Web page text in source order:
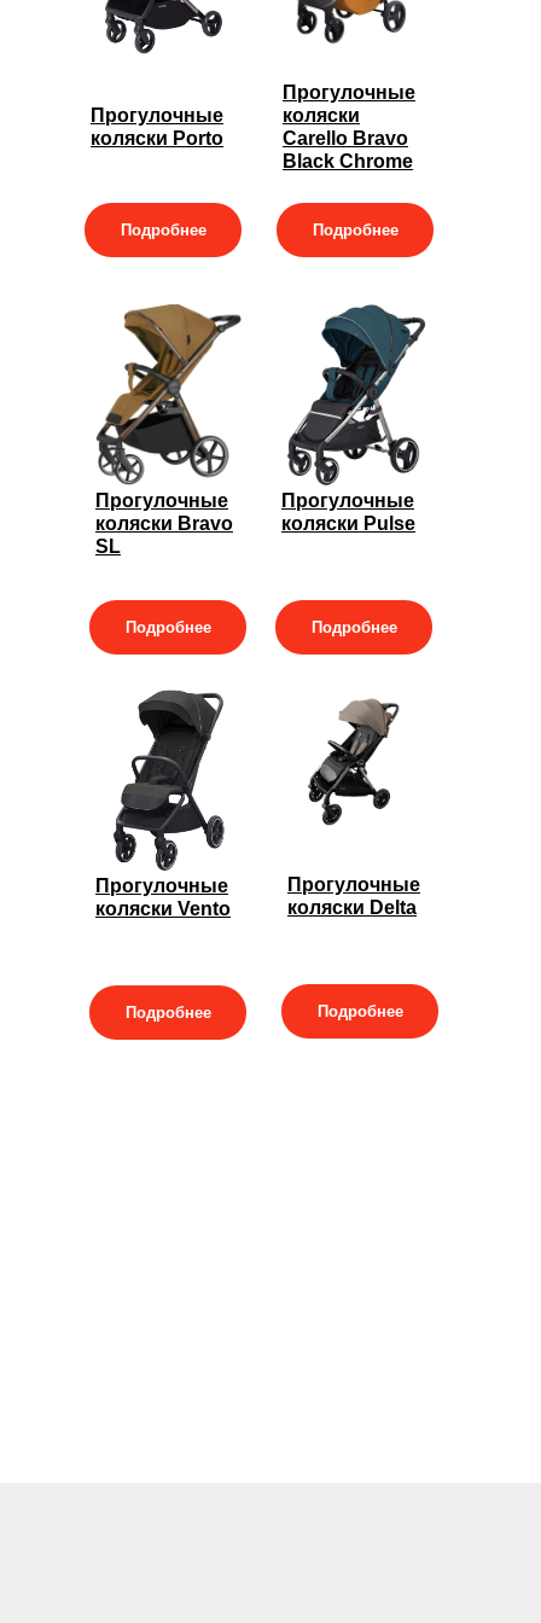
Прогулочные
коляски
Carello Bravo
Black Chrome
Подробнее
Прогулочные
коляски Pulse
Подробнее
Прогулочные
коляски Vento
Подробнее
Прогулочные
коляски Delta
Подробнее
Подробнее
Прогулочные
коляски Bravo
SL
Подробнее
Прогулочные
коляски Porto